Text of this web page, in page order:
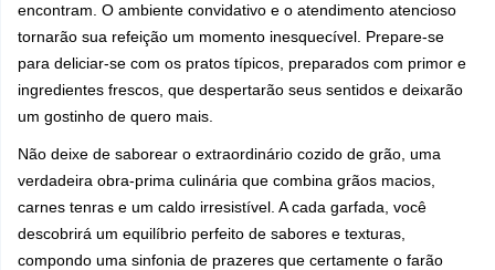
encontram. O ambiente convidativo e o atendimento atencioso
tornarão sua refeição um momento inesquecível. Prepare-se
para deliciar-se com os pratos típicos, preparados com primor e
ingredientes frescos, que despertarão seus sentidos e deixarão
um gostinho de quero mais.
Não deixe de saborear o extraordinário cozido de grão, uma
verdadeira obra-prima culinária que combina grãos macios,
carnes tenras e um caldo irresistível. A cada garfada, você
descobrirá um equilíbrio perfeito de sabores e texturas,
compondo uma sinfonia de prazeres que certamente o farão